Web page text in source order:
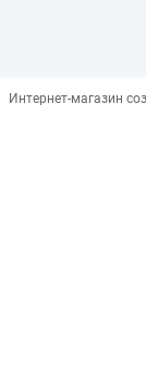
Интернет-магазин